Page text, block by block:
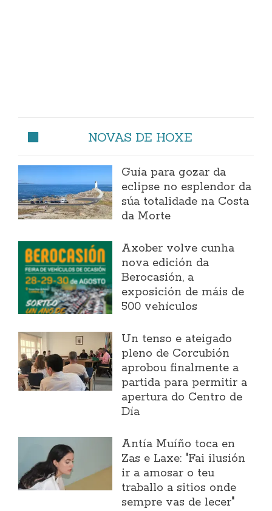
NOVAS DE HOXE
Guía para gozar da
eclipse no esplendor da
súa totalidade na Costa
da Morte
Axober volve cunha
nova edición da
Berocasión, a
exposición de máis de
500 vehículos
Un tenso e ateigado
pleno de Corcubión
aprobou finalmente a
partida para permitir a
apertura do Centro de
Día
Antía Muíño toca en
Zas e Laxe: "Fai ilusión
ir a amosar o teu
traballo a sitios onde
sempre vas de lecer"